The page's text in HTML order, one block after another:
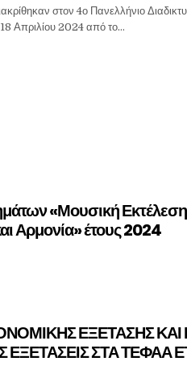
στον 4ο Πανελλήνιο
Απριλίου 2024 από το…
«Μουσική
Αρμονία» έτους 2024
ΕΞΕΤΑΣΗΣ ΚΑΙ
ΕΞΕΤΑΣΕΙΣ ΣΤΑ ΤΕΦΑΑ